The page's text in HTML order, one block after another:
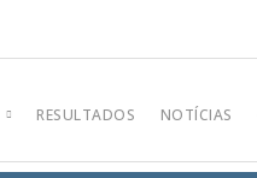
RESULTADOS NOTÍCIAS